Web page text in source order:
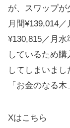
が、スワップ
月間¥139,014
¥130,815／月
しているため
してしまいま
「お金のなる
Xはこちら